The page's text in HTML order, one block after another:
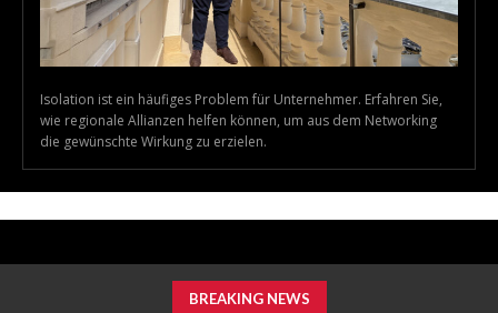
Isolation ist ein häufiges Problem für Unternehmer. Erfahren Sie,
wie regionale Allianzen helfen können, um aus dem Networking
die gewünschte Wirkung zu erzielen.
BREAKING NEWS